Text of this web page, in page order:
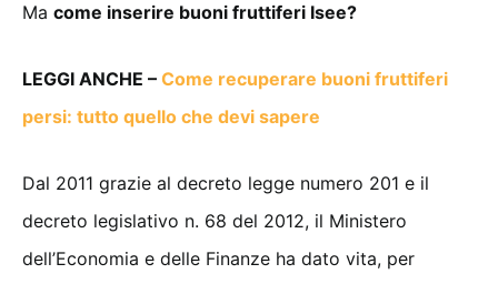
Ma come inserire buoni fruttiferi Isee?
LEGGI ANCHE – Come recuperare buoni fruttiferi
persi: tutto quello che devi sapere
Dal 2011 grazie al decreto legge numero 201 e il
decreto legislativo n. 68 del 2012, il Ministero
dell’Economia e delle Finanze ha dato vita, per